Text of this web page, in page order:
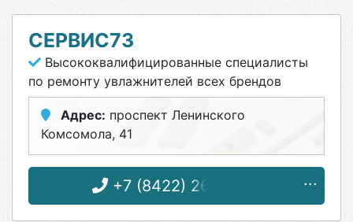
СЕРВИС73
Высококвалифицированные специалисты
по ремонту увлажнителей всех брендов
Адрес: проспект Ленинского
Комсомола, 41
+7 (8422) 26-20-26